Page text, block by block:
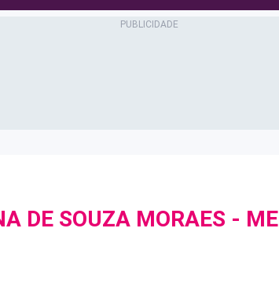
DE SOUZA MORAES - ME